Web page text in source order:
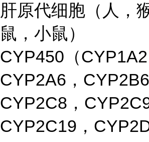
肝原代细胞（人，
鼠，小鼠）
CYP450（CYP1A2
CYP2A6，CYP2B6
CYP2C8，CYP2C9
CYP2C19，